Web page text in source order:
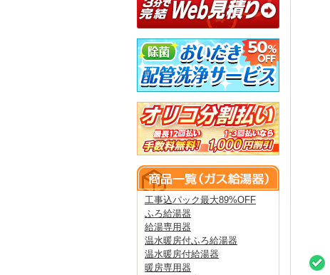
工事込パック最大89%OFF
ふろ給湯器
給湯専用器
温水暖房付ふろ給湯器
温水暖房付給湯器
暖房専用器